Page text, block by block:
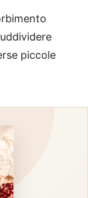
piccole